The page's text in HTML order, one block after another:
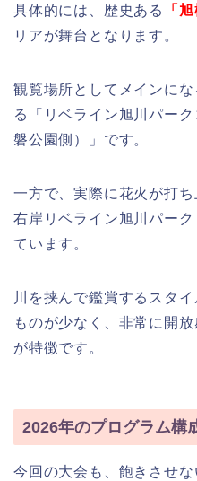
具体的には、歴史ある 「
リアが舞台となります。
観覧場所としてメインに
る「リベライン旭川パー
磐公園側）」です。
一方で、実際に花火が打ち
右岸リベライン旭川パー
ています。
川を挟んで鑑賞するスタ
ものが少なく、非常に開
が特徴です。
2026年のプログラム構
今回の大会も、飽きさせ